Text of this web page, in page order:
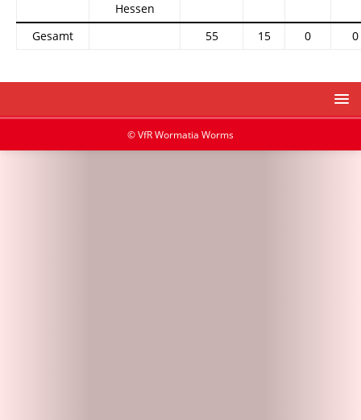
Hessen
Gesamt
55 15 0 0
© VfR Wormatia Worms